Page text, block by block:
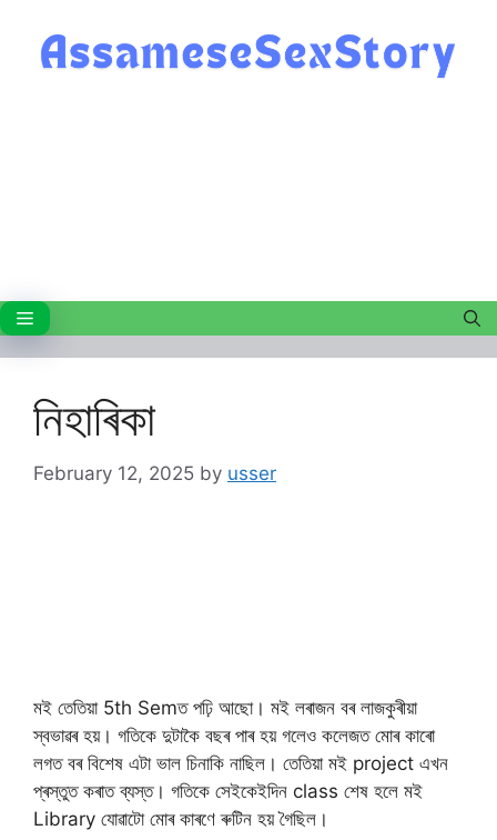
content
Menu
নিহাৰিকা
February 12, 2025 by usser
মই তেতিয়া 5th Semত পঢ়ি আছো। মই লৰাজন বৰ লাজকুৰীয়া
স্বভাৱৰ হয়। গতিকে দুটাকৈ বছৰ পাৰ হয় গলেও কলেজত মোৰ কাৰো
লগত বৰ বিশেষ এটা ভাল চিনাকি নাছিল। তেতিয়া মই project এখন
প্ৰস্তুত কৰাত ব্যস্ত। গতিকে সেইকেইদিন class শেষ হলে মই
Library যোৱাটো মোৰ কাৰণে ৰুটিন হয় গৈছিল।